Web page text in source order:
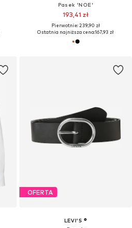
Pasek 'NOE'
193,41 zł
Pierwotnie: 239,90 zł
Ostatnia najniższa cena:167,93 zł
OFERTA
LEVI'S ®